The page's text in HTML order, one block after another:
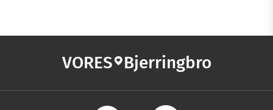
VORES Bjerringbro